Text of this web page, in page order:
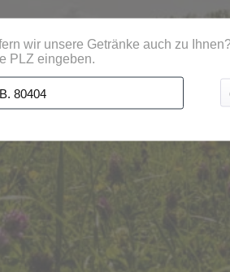
Städten, Orten und